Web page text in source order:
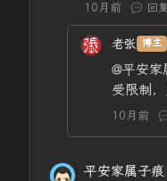
10月前 回复
老张 博主
@平安家
受限制，
10月前
平安家属子痕